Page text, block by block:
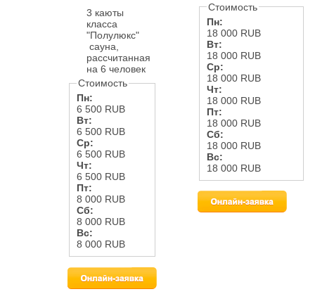
3 каюты
класса
"Полулюкс"
сауна,
рассчитанная
на 6 человек
Стоимость
Пн:
6 500 RUB
Вт:
6 500 RUB
Ср:
6 500 RUB
Чт:
6 500 RUB
Пт:
8 000 RUB
Сб:
8 000 RUB
Вс:
8 000 RUB
Стоимость
Пн:
18 000 RUB
Вт:
18 000 RUB
Ср:
18 000 RUB
Чт:
18 000 RUB
Пт:
18 000 RUB
Сб:
18 000 RUB
Вс:
18 000 RUB